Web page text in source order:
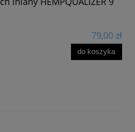
79,00 zł
do koszyka